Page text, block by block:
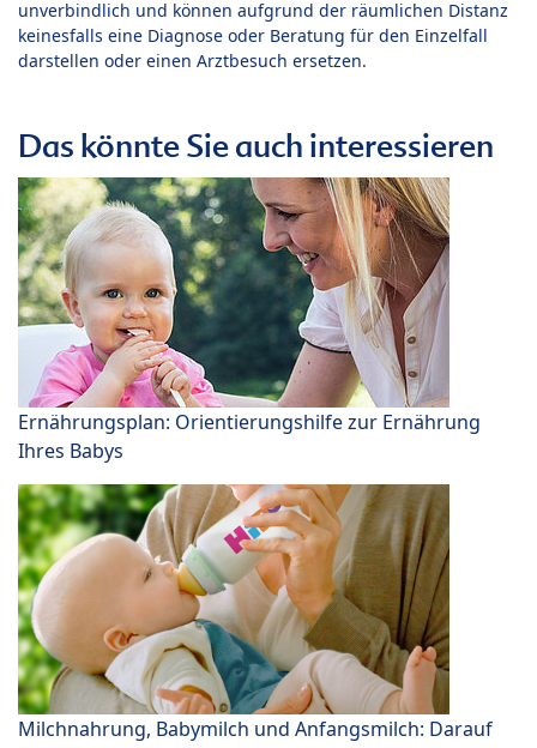
unverbindlich und können aufgrund der räumlichen Distanz
keinesfalls eine Diagnose oder Beratung für den Einzelfall
darstellen oder einen Arztbesuch ersetzen.
Das könnte Sie auch interessieren
Ernährungsplan: Orientierungshilfe zur Ernährung
Ihres Babys
Milchnahrung, Babymilch und Anfangsmilch: Darauf